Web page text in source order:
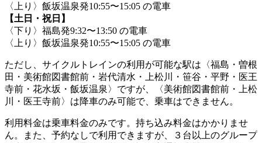
〈上り〉飯坂温泉発10:55〜15:05 の電車
【土日・祝日】
〈下り〉福島発9:32〜13:50 の電車
〈上り〉飯坂温泉発10:55〜15:05 の電車
ただし、サイクルトレインの利用が可能な駅は〈福島・曽根
田・美術館図書館前・岩代清水・上松川・笹谷・平野・医王
寺前・花水坂・飯坂温泉〉ですが、〈美術館図書館前・上松
川・医王寺前〉は降車のみ可能で、乗車はできません。
利用料金は乗車料金のみです。持ち込み料金はかかりませ
ん。また、予約なしで利用できますが、３台以上のグループ